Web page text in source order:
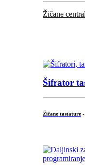
Žičane
Šifrator
Žičane tastature -